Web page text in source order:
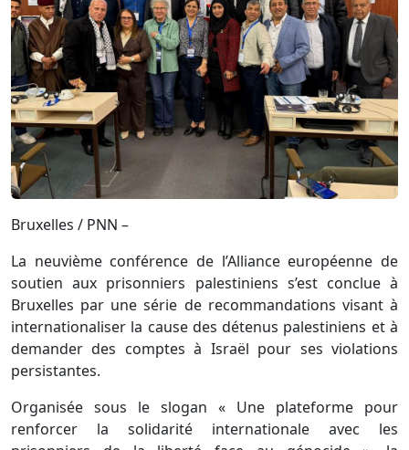
Bruxelles / PNN –
La neuvième conférence de l’Alliance européenne de
soutien aux prisonniers palestiniens s’est conclue à
Bruxelles par une série de recommandations visant à
internationaliser la cause des détenus palestiniens et à
demander des comptes à Israël pour ses violations
persistantes.
Organisée sous le slogan « Une plateforme pour
renforcer la solidarité internationale avec les